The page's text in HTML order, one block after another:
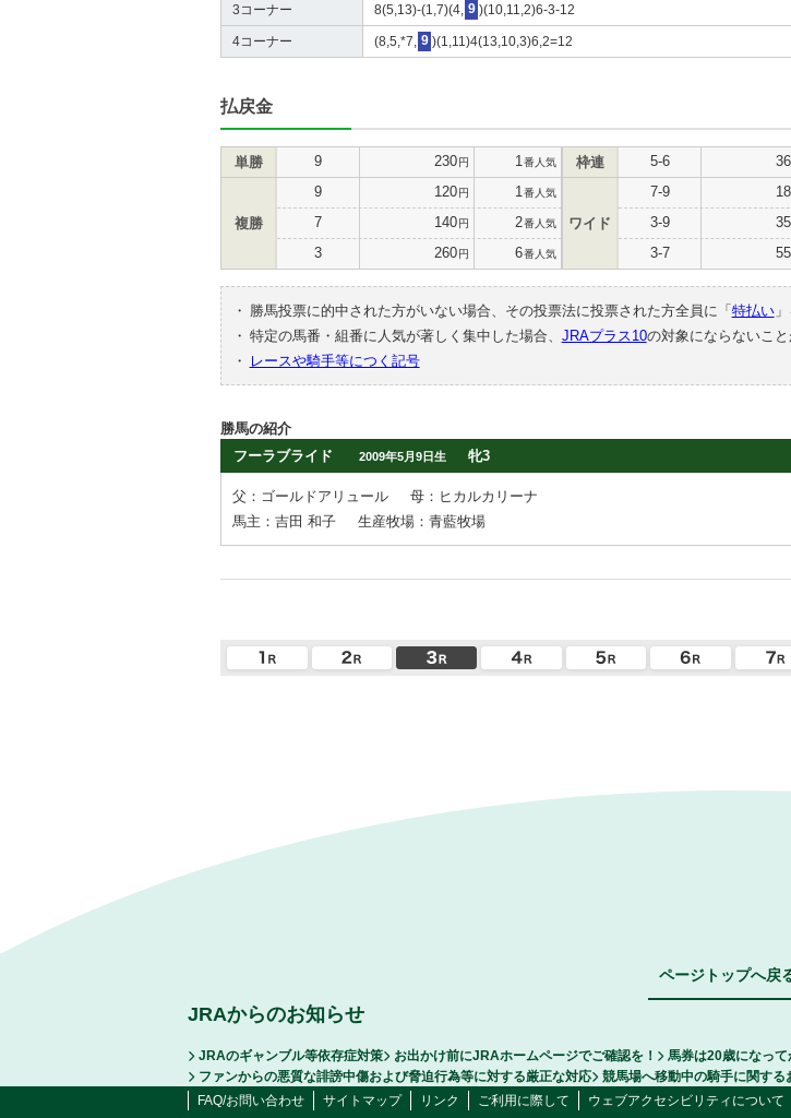
3コーナー 8(5,13)-(1,7)(4, 9 )(10,11,2)6-3-12
4コーナー (8,5,*7, 9 )(1,11)4(13,10,3)6,2=12
払戻金
単勝 9 230円 1 番人気
複勝
9 120円 1 番人気
7 140円 2番人気
3 260円 6番人気
枠連 5-6
ワイド
7-9
3-9
3-7
・ 勝馬投票に的中された方がいない場合、その投票法に投票された方全員に「 特払い」
・ 特定の馬番・組番に人気が著しく集中した場合、 JRAプラス10の対象にならないこと
・
レースや騎手等につく記号
勝馬の紹介
フーラブライド
2009年5月9日生 牝3
父：ゴールドアリュール
母：ヒカルカリーナ
馬主：吉田 和子
生産牧場：青藍牧場
ページトップへ戻
JRAからのお知らせ
JRAのギャンブル等依存症対策 お出かけ前にJRAホームページでご確認を！ 馬券は20歳になって
ファンからの悪質な誹謗中傷および脅迫行為等に対する厳正な対応
競馬場へ移動中の騎手に関する
FAQ/お問い合わせ
サイトマップ リンク ご利用に際して ウェブアクセシビリティについて